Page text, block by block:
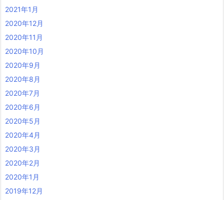
2021年1月
2020年12月
2020年11月
2020年10月
2020年9月
2020年8月
2020年7月
2020年6月
2020年5月
2020年4月
2020年3月
2020年2月
2020年1月
2019年12月